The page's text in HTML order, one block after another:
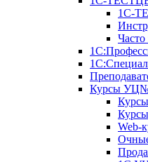
1С-
Курсы
Web-